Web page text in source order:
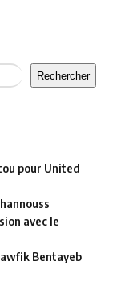
Rechercher
pour United
avec le
Bentayeb